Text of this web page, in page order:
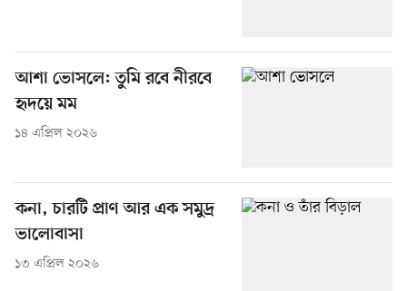
আশা ভোসলে: তুমি রবে নীরবে
হৃদয়ে মম
১৪ এপ্রিল ২০২৬
কনা, চারটি প্রাণ আর এক সমুদ্র
ভালোবাসা
১৩ এপ্রিল ২০২৬